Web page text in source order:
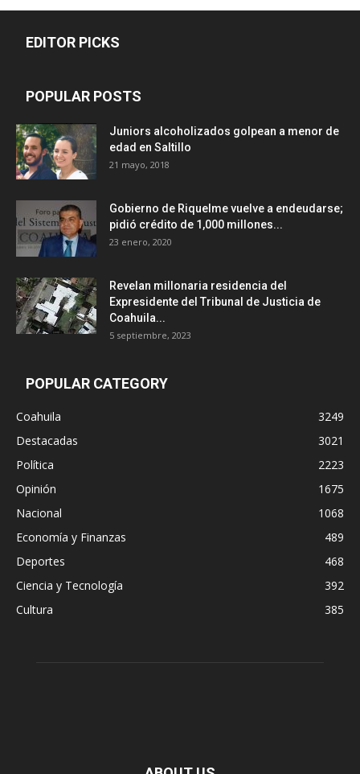
EDITOR PICKS
POPULAR POSTS
Juniors alcoholizados golpean a menor de
edad en Saltillo
21 mayo, 2018
Gobierno de Riquelme vuelve a endeudarse;
pidió crédito de 1,000 millones...
23 enero, 2020
Revelan millonaria residencia del
Expresidente del Tribunal de Justicia de
Coahuila...
5 septiembre, 2023
POPULAR CATEGORY
Coahuila
3249
Destacadas
3021
Política
2223
Opinión
1675
Nacional
1068
Economía y Finanzas
489
Deportes
468
Ciencia y Tecnología
392
Cultura
385